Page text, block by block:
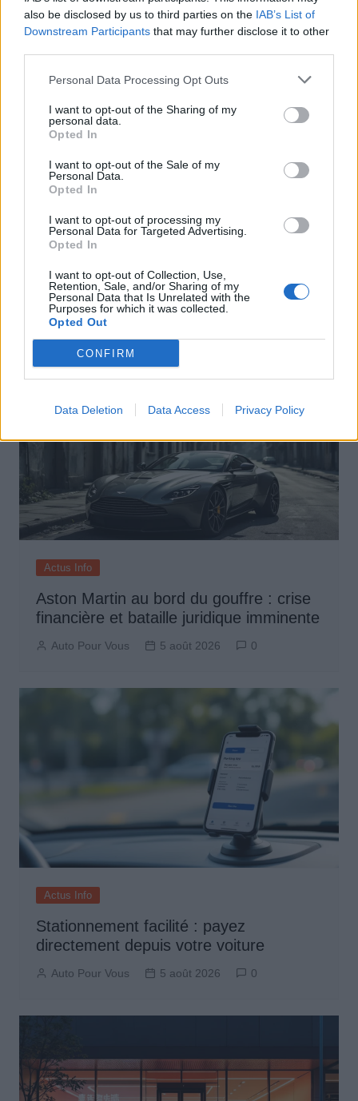
also be disclosed by us to third parties on the IAB’s List of
Downstream Participants that may further disclose it to other
Personal Data Processing Opt Outs
I want to opt-out of the Sharing of my
personal data.
Opted In
I want to opt-out of the Sale of my
Personal Data.
Opted In
I want to opt-out of processing my
Personal Data for Targeted Advertising.
Opted In
I want to opt-out of Collection, Use,
Retention, Sale, and/or Sharing of my
Personal Data that Is Unrelated with the
Purposes for which it was collected.
Opted Out
CONFIRM
Data Deletion Data Access Privacy Policy
Actus Info
Pourquoi le bouton start/stop disparaît
des voitures électriques
Auto Pour Vous
Actus Info
Aston Martin au bord du gouffre : crise
financière et bataille juridique imminente
Auto Pour Vous 5 août 2026 0
Actus Info
Stationnement facilité : payez
directement depuis votre voiture
Auto Pour Vous 5 août 2026 0